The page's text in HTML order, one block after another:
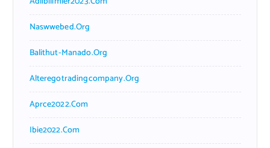
Naswwebed.org
Balithut-Manado.org
Alteregotradingcompany.org
Aprce2022.com
Ibie2022.com